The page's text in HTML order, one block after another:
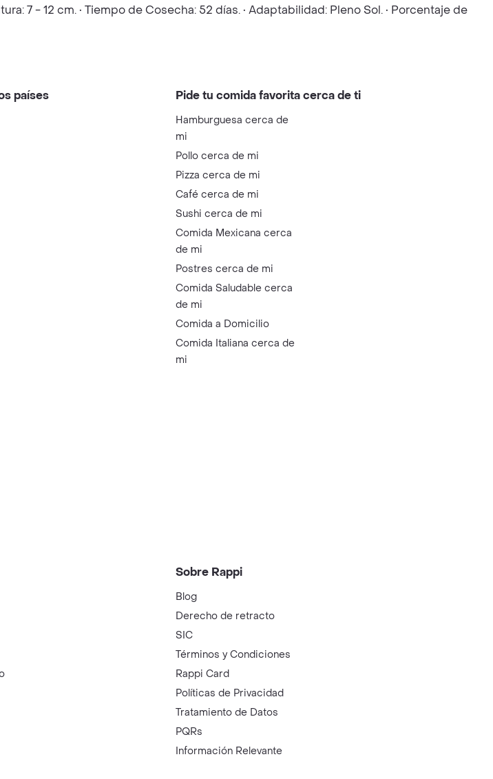
7 - 12 cm. • Tiempo de Cosecha: 52 días. • Adaptabilidad: Pleno Sol. • Porcentaje de
países Pide tu comida favorita cerca de ti
Hamburguesa cerca de
mi
Pollo cerca de mi
Pizza cerca de mi
Café cerca de mi
Sushi cerca de mi
Comida Mexicana cerca
de mi
Postres cerca de mi
Comida Saludable cerca
de mi
Comida a Domicilio
Comida Italiana cerca de
mi
Sobre Rappi
Blog
Derecho de retracto
SIC
Términos y Condiciones
Rappi Card
Políticas de Privacidad
Tratamiento de Datos
PQRs
Información Relevante